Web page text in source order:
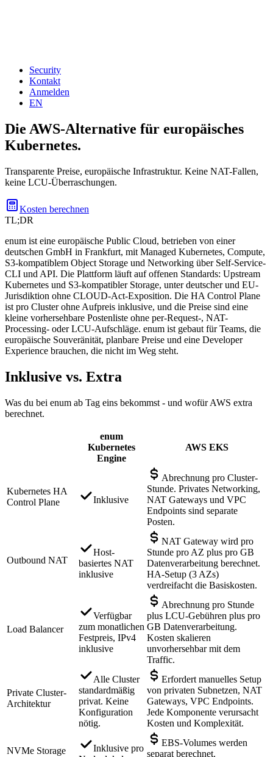
Security
Kontakt
Anmelden
EN
Die AWS-Alternative für europäisches
Kubernetes.
Transparente Preise, europäische Infrastruktur. Keine NAT-Fallen,
keine LCU-Überraschungen.
Kosten berechnen
TL;DR
enum ist eine europäische Public Cloud, betrieben von einer
deutschen GmbH in Frankfurt, mit Managed Kubernetes, Compute,
S3-kompatiblem Object Storage und Networking über Self-Service-
CLI und API. Die Plattform läuft auf offenen Standards: Upstream
Kubernetes und S3-kompatibler Storage, unter deutscher und EU-
Jurisdiktion ohne CLOUD-Act-Exposition. Die HA Control Plane
ist pro Cluster ohne Aufpreis inklusive, und die Preise sind eine
kleine vorhersehbare Postenliste ohne per-Request-, NAT-
Processing- oder LCU-Aufschläge. enum ist gebaut für Teams, die
europäische Souveränität, planbare Preise und eine Developer
Experience brauchen, die nicht im Weg steht.
Inklusive vs. Extra
Was du bei enum ab Tag eins bekommst - und wofür AWS extra
berechnet.
enum
Kubernetes
Engine
AWS EKS
Kubernetes HA
Control Plane
Inklusive
Abrechnung pro Cluster-
Stunde. Privates Networking,
NAT Gateways und VPC
Endpoints sind separate
Posten.
Outbound NAT
Host-
basiertes NAT
inklusive
NAT Gateway wird pro
Stunde pro AZ plus pro GB
Datenverarbeitung berechnet.
HA-Setup (3 AZs)
verdreifacht die Basiskosten.
Load Balancer
Verfügbar
zum monatlichen
Festpreis, IPv4
inklusive
Abrechnung pro Stunde
plus LCU-Gebühren plus pro
GB Datenverarbeitung.
Kosten skalieren
unvorhersehbar mit dem
Traffic.
Private Cluster-
Architektur
Alle Cluster
standardmäßig
privat. Keine
Konfiguration
nötig.
Erfordert manuelles Setup
von privaten Subnetzen, NAT
Gateways, VPC Endpoints.
Jede Komponente verursacht
Kosten und Komplexität.
NVMe Storage
Inklusive pro
EBS-Volumes werden
separat berechnet.